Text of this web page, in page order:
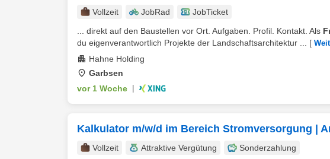
Vollzeit JobRad
JobTicket
... direkt auf den Baustellen vor Ort. Aufgaben. Profil. Kontakt. Als
du eigenverantwortlich Projekte der Landschaftsarchitektur ...
[
Hahne Holding
Garbsen
vor 1 Woche
Kalkulator m/w/d im Bereich Stromversorgung |
Vollzeit Attraktive Vergütung
Sonderzahlung